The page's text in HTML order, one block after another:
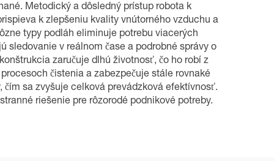
Metodický a dôsledný prístup robota k
k zlepšeniu kvality vnútorného vzduchu a
typy podláh eliminuje potrebu viacerých
sledovanie v reálnom čase a podrobné správy o
zaručuje dlhú životnosť, čo ho robí z
čistenia a zabezpečuje stále rovnaké
sa zvyšuje celková prevádzková efektívnosť.
riešenie pre rôzorodé podnikové potreby.